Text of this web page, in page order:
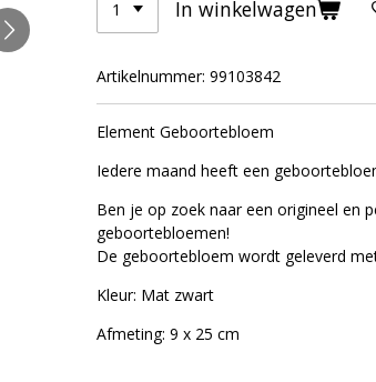
In winkelwagen
Artikelnummer: 99103842
Element Geboortebloem
Iedere maand heeft een
Ben je op zoek naar een origineel en
geboortebloemen!
De geboortebloem wordt geleverd
Kleur: Mat zwart
Afmeting: 9 x 25 cm